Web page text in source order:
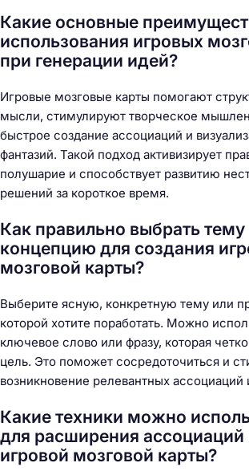
Какие основные
использования игровых
при генерации идей?
Игровые мозговые карты помогают
мысли, стимулируют творческое
быстрое создание ассоциаций и
фантазий. Такой подход активизирует
полушарие и способствует развитию
решений за короткое время.
Как правильно выбрать тему
концепцию для создания
мозговой карты?
Выберите ясную, конкретную тему или
которой хотите поработать. Можно
ключевое слово или фразу, которая
цель. Это поможет сосредоточиться и
возникновение релевантных ассоциаций
Какие техники можно
для расширения ассоциаций
игровой мозговой карты?